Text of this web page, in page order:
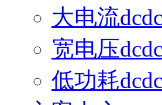
大电流
宽电压
低功耗